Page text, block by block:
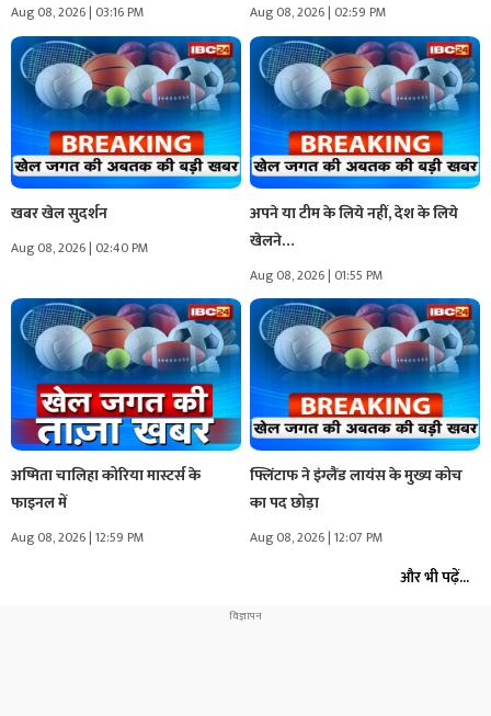
Aug 08, 2026 | 03:16 PM Aug 08, 2026 | 02:59 PM
खबर खेल सुदर्शन
Aug 08, 2026 | 02:40 PM
अपने या टीम के लिये नहीं, देश के लिये
खेलने…
Aug 08, 2026 | 01:55 PM
अष्मिता चालिहा कोरिया मास्टर्स के
फाइनल में
Aug 08, 2026 | 12:59 PM
फ्लिंटाफ ने इंग्लैंड लायंस के मुख्य कोच
का पद छोड़ा
Aug 08, 2026 | 12:07 PM
और भी पढ़ें...